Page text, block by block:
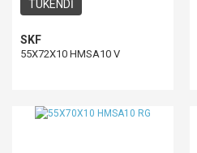
TÜKENDİ
SKF
55X72X10 HMSA10 V